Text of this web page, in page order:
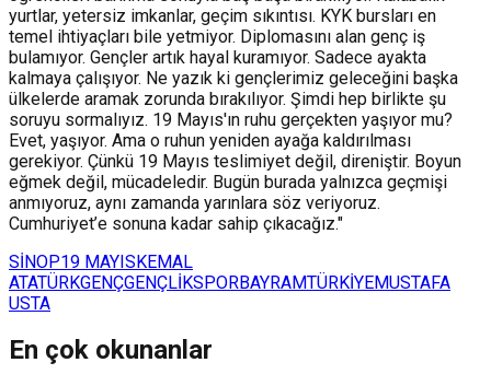
yurtlar, yetersiz imkanlar, geçim sıkıntısı. KYK bursları en
temel ihtiyaçları bile yetmiyor. Diplomasını alan genç iş
bulamıyor. Gençler artık hayal kuramıyor. Sadece ayakta
kalmaya çalışıyor. Ne yazık ki gençlerimiz geleceğini başka
ülkelerde aramak zorunda bırakılıyor. Şimdi hep birlikte şu
soruyu sormalıyız. 19 Mayıs'ın ruhu gerçekten yaşıyor mu?
Evet, yaşıyor. Ama o ruhun yeniden ayağa kaldırılması
gerekiyor. Çünkü 19 Mayıs teslimiyet değil, direniştir. Boyun
eğmek değil, mücadeledir. Bugün burada yalnızca geçmişi
anmıyoruz, aynı zamanda yarınlara söz veriyoruz.
Cumhuriyet’e sonuna kadar sahip çıkacağız."
SİNOP19 MAYISKEMAL
ATATÜRKGENÇGENÇLİKSPORBAYRAMTÜRKİYEMUSTAFA
USTA
En çok okunanlar